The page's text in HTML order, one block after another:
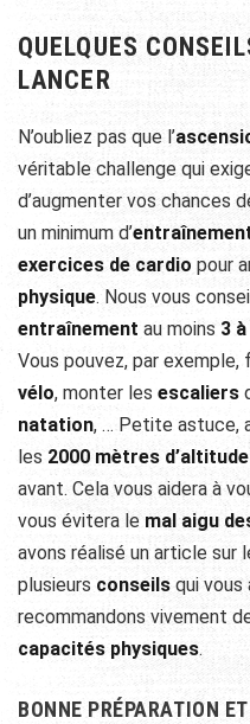
QUELQUES
LANCER
N’oubliez pas que l’
véritable challenge qui
d’augmenter vos chances
un minimum d’
exercices de cardio pour
physique. Nous vous
entraînement au moins 3
Vous pouvez, par exemple,
vélo, monter les escaliers
natation, … Petite astuce,
les 2000 mètres d’altitude
avant. Cela vous aidera à
vous évitera le mal aigu
avons réalisé un article sur
plusieurs conseils qui vous
recommandons vivement
capacités physiques.
BONNE PRÉPARATION